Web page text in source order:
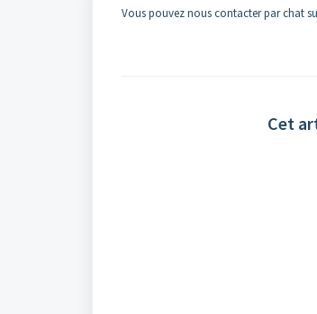
Vous pouvez nous contacter par chat
Cet